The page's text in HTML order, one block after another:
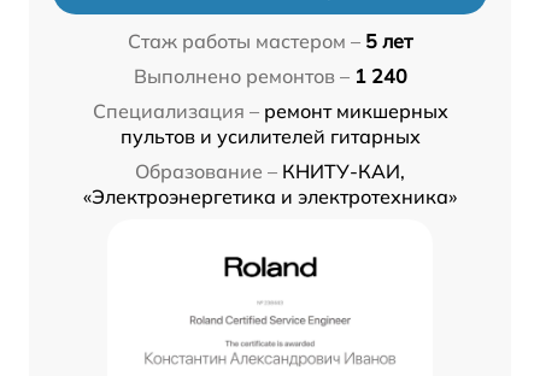
Стаж работы мастером – 5 лет
Выполнено ремонтов – 1 240
Специализация – ремонт микшерных
пультов и усилителей гитарных
Образование – КНИТУ-КАИ,
«Электроэнергетика и электротехника»